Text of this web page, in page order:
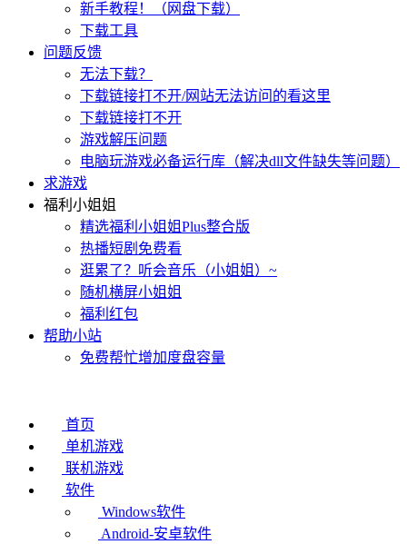
新手教程！（网盘下载）
下载工具
问题反馈
无法下载？
下载链接打不开/网站无法访问的看这里
下载链接打不开
游戏解压问题
电脑玩游戏必备运行库（解决dll文件缺失等问题）
求游戏
福利小姐姐
精选福利小姐姐Plus整合版
热播短剧免费看
逛累了？听会音乐（小姐姐）~
随机横屏小姐姐
福利红包
帮助小站
免费帮忙增加度盘容量
首页
单机游戏
联机游戏
软件
Windows软件
Android-安卓软件